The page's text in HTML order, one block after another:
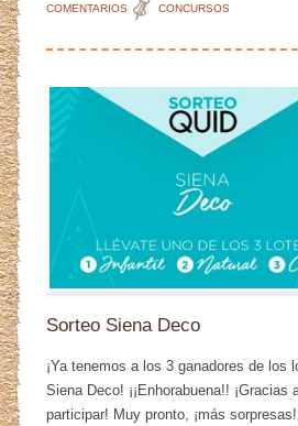
COMENTARIOS CONCURSOS
Sorteo Siena Deco
¡Ya tenemos a los 3 ganadores de los
Siena Deco! ¡¡Enhorabuena!! ¡Gracias
participar! Muy pronto, ¡más sorpresas!,